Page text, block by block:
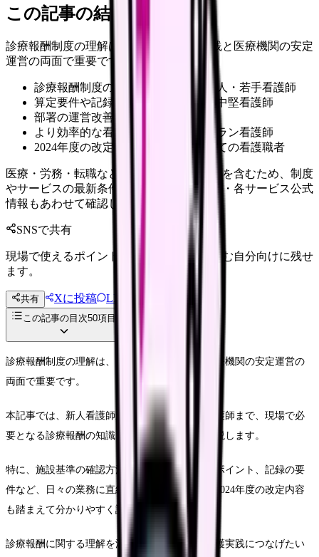
この記事の結論
診療報酬制度の理解は、質の高い看護実践と医療機関の安定
運営の両面で重要です。
診療報酬制度の基本を理解したい新人・若手看護師
算定要件や記録方法を再確認したい中堅看護師
部署の運営改善を目指す看護管理者
より効率的な看護実践を目指すベテラン看護師
2024年度の改定内容を確認したい全ての看護職者
医療・労務・転職など判断に影響する内容を含むため、制度
やサービスの最新条件は公的機関・勤務先・各サービス公式
情報もあわせて確認してください。
SNSで共有
現場で使えるポイントを、同僚やあとで読む自分向けに残せ
ます。
共有 Xに投稿 LINE
投稿文コピー
この記事の目次50項目
診療報酬制度の理解は、質の高い看護実践と医療機関の安定運営の
両面で重要です。
本記事では、新人看護師から中堅、ベテラン看護師まで、現場で必
要となる診療報酬の知識と実践方法を詳しく解説します。
特に、施設基準の確認方法、看護必要度の評価ポイント、記録の要
件など、日々の業務に直結する内容を中心に、2024年度の改定内容
も踏まえて分かりやすく説明していきます。
診療報酬に関する理解を深め、より効果的な看護実践につなげたい